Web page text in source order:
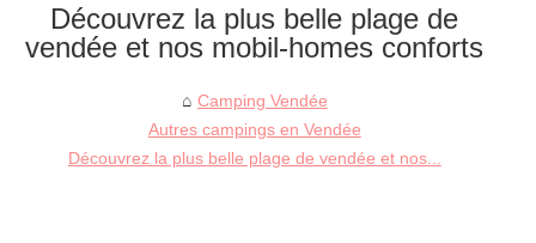
Découvrez la plus belle plage de
vendée et nos mobil-homes conforts
Camping Vendée
Autres campings en Vendée
Découvrez la plus belle plage de vendée et nos...